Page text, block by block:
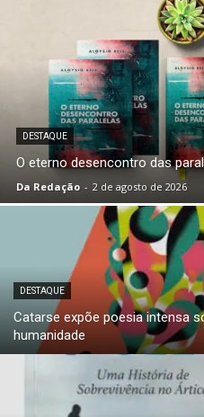
DESTAQUE
O eterno desencontro das
Da Redação - 2 de agosto de 2026
DESTAQUE
Catarse expõe poesia intensa
humanidade